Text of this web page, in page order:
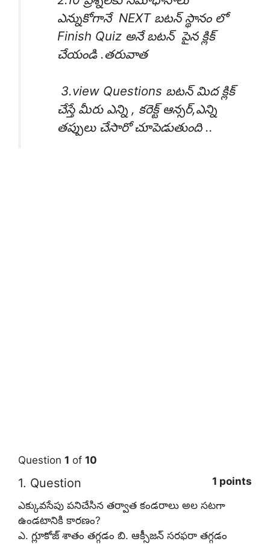
ఎన్నుకోగానే NEXT బటన్ స్థానం లో
Finish Quiz అనే బటన్ పైన క్లిక్
చేయండి .తరువాత
3.view Questions బటన్ మిద క్లిక్
చేస్తే మీరు ఎన్ని , కరెక్ట్ ఆన్సర్,ఎన్ని
తప్పులు చేసారో చూపెడుతుంది ..
Question 1 of 10
1. Question
1 points
ఎక్కువసేపు పనిచేసిన తర్వాత కండరాలు అల సటగా
ఉండటానికి కారణం?
ఎ. గ్లూకోజ్‌ శాతం తగ్గడం బి. ఆక్సీజన్‌ సరఫరా తగ్గడం